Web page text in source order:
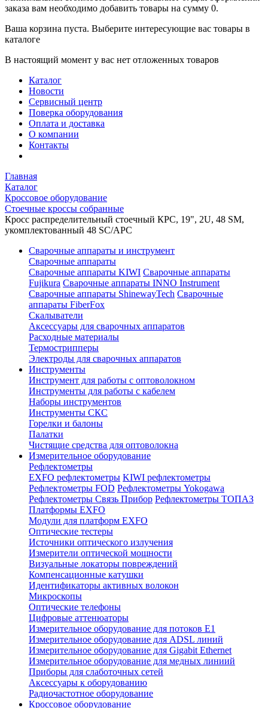
заказа вам необходимо добавить товары на сумму 0.
Ваша корзина пуста. Выберите интересующие вас товары в
каталоге
В настоящий момент у вас нет отложенных товаров
Каталог
Новости
Сервисный центр
Поверка оборудования
Оплата и доставка
О компании
Контакты
Главная
Каталог
Кроссовое оборудование
Стоечные кроссы собранные
Кросс распределительный стоечный КРС, 19", 2U, 48 SM,
укомплектованный 48 SC/APC
Сварочные аппараты и инструмент
Сварочные аппараты
Сварочные аппараты KIWI Сварочные аппараты
Fujikura Сварочные аппараты INNO Instrument
Сварочные аппараты ShinewayTech Cварочные
аппараты FiberFox
Скалыватели
Аксессуары для сварочных аппаратов
Расходные материалы
Термострипперы
Электроды для сварочных аппаратов
Инструменты
Инструмент для работы с оптоволокном
Инструменты для работы с кабелем
Наборы инструментов
Инструменты СКС
Горелки и балоны
Палатки
Чистящие средства для оптоволокна
Измерительное оборудование
Рефлектометры
EXFO рефлектометры KIWI рефлектометры
Рефлектометры FOD Рефлектометры Yokogawa
Рефлектометры Связь Прибор Рефлектометры ТОПАЗ
Платформы EXFO
Модули для платформ EXFO
Оптические тестеры
Источники оптического излучения
Измерители оптической мощности
Визуальные локаторы повреждений
Компенсационные катушки
Идентификаторы активных волокон
Микроскопы
Оптические телефоны
Цифровые аттенюаторы
Измерительное оборудование для потоков Е1
Измерительное оборудование для ADSL линий
Измерительное оборудование для Gigabit Ethernet
Измерительное оборудование для медных линиий
Приборы для слаботочных сетей
Аксессуары к оборудованию
Радиочастотное оборудование
Кроссовое оборудование